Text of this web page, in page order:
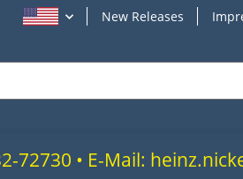
New Releases
72730 • E-Mail: